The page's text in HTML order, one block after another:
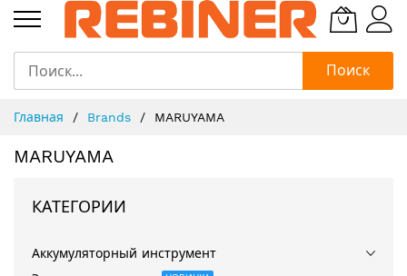
Поиск
Главная Brands MARUYAMA
MARUYAMA
КАТЕГОРИИ
Аккумуляторный инструмент